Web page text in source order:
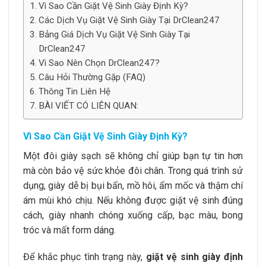
Vì Sao Cần Giặt Vệ Sinh Giày Định Kỳ?
Các Dịch Vụ Giặt Vệ Sinh Giày Tại DrClean247
Bảng Giá Dịch Vụ Giặt Vệ Sinh Giày Tại
DrClean247
Vì Sao Nên Chọn DrClean247?
Câu Hỏi Thường Gặp (FAQ)
Thông Tin Liên Hệ
BÀI VIẾT CÓ LIÊN QUAN:
Vì Sao Cần Giặt Vệ Sinh Giày Định Kỳ?
Một đôi giày sạch sẽ không chỉ giúp bạn tự tin hơn
mà còn bảo vệ sức khỏe đôi chân. Trong quá trình sử
dụng, giày dễ bị bụi bẩn, mồ hôi, ẩm mốc và thậm chí
ám mùi khó chịu. Nếu không được giặt vệ sinh đúng
cách, giày nhanh chóng xuống cấp, bạc màu, bong
tróc và mất form dáng.
Để khắc phục tình trạng này, giặt vệ sinh giày định